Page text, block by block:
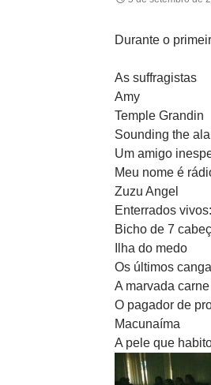
Durante o
As suffragistas
Amy
Temple Grandin
Sounding the
Um amigo
Meu nome é
Zuzu Angel
Enterrados
Bicho de 7
Ilha do medo
Os últimos
A marvada carne
O pagador de
Macunaíma
A pele que